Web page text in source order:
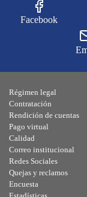
Facebook
Régimen legal
Contratación
Rendición de cuentas
Pago virtual
Calidad
Correo institucional
Redes Sociales
Quejas y reclamos
Encuesta